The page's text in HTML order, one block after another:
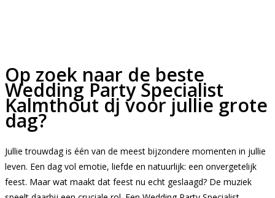
Op zoek naar de beste
Wedding Party Specialist
Kalmthout dj voor jullie grote
dag?
Jullie trouwdag is één van de meest bijzondere momenten in jullie
leven. Een dag vol emotie, liefde en natuurlijk: een onvergetelijk
feest. Maar wat maakt dat feest nu echt geslaagd? De muziek